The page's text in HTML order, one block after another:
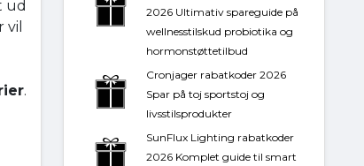
ud
vil
.
2026 Ultimativ spareguide på
wellnesstilskud probiotika og
hormonstøttetilbud
Cronjager rabatkoder 2026
Spar på toj sportstoj og
livsstilsprodukter
SunFlux Lighting rabatkoder
2026 Komplet guide til smart